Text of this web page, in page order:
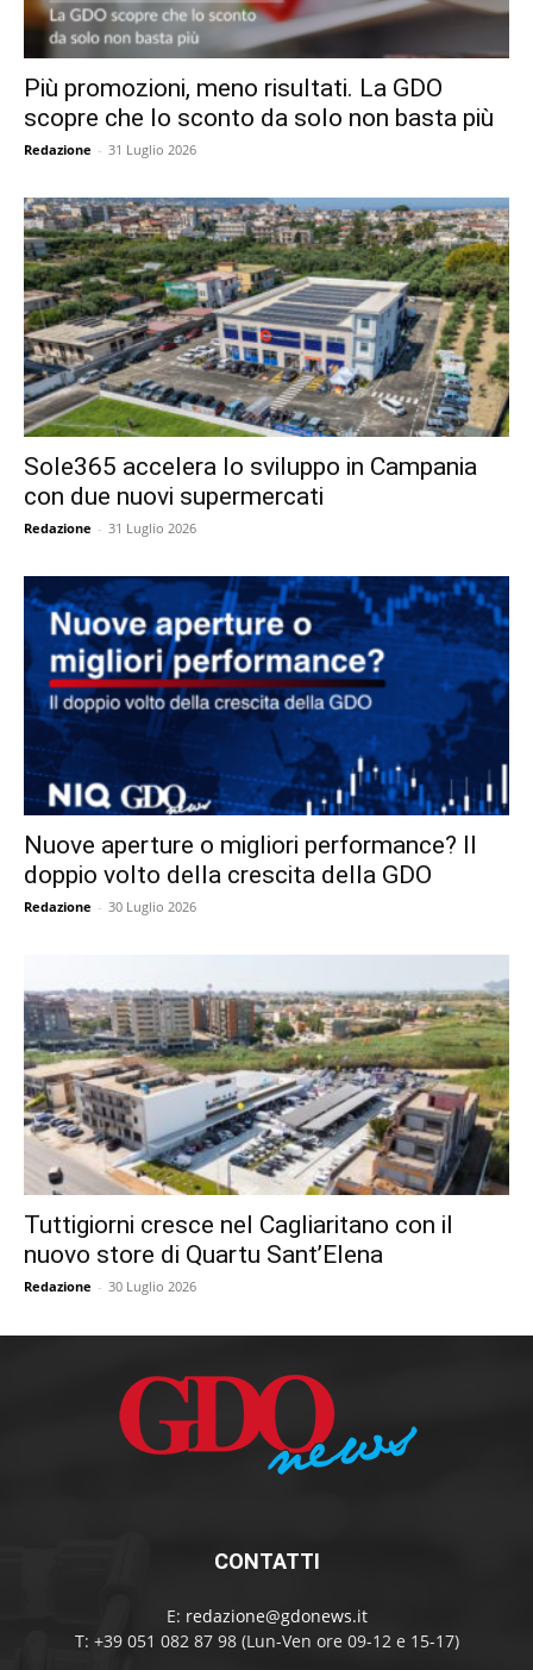
Più promozioni, meno risultati. La GDO
scopre che lo sconto da solo non basta più
Redazione - 31 Luglio 2026
Sole365 accelera lo sviluppo in Campania
con due nuovi supermercati
Redazione - 31 Luglio 2026
Nuove aperture o migliori performance? Il
doppio volto della crescita della GDO
Redazione - 30 Luglio 2026
Tuttigiorni cresce nel Cagliaritano con il
nuovo store di Quartu Sant’Elena
Redazione - 30 Luglio 2026
CONTATTI
E: redazione@gdonews.it
T: +39 051 082 87 98 (Lun-Ven ore 09-12 e 15-17)